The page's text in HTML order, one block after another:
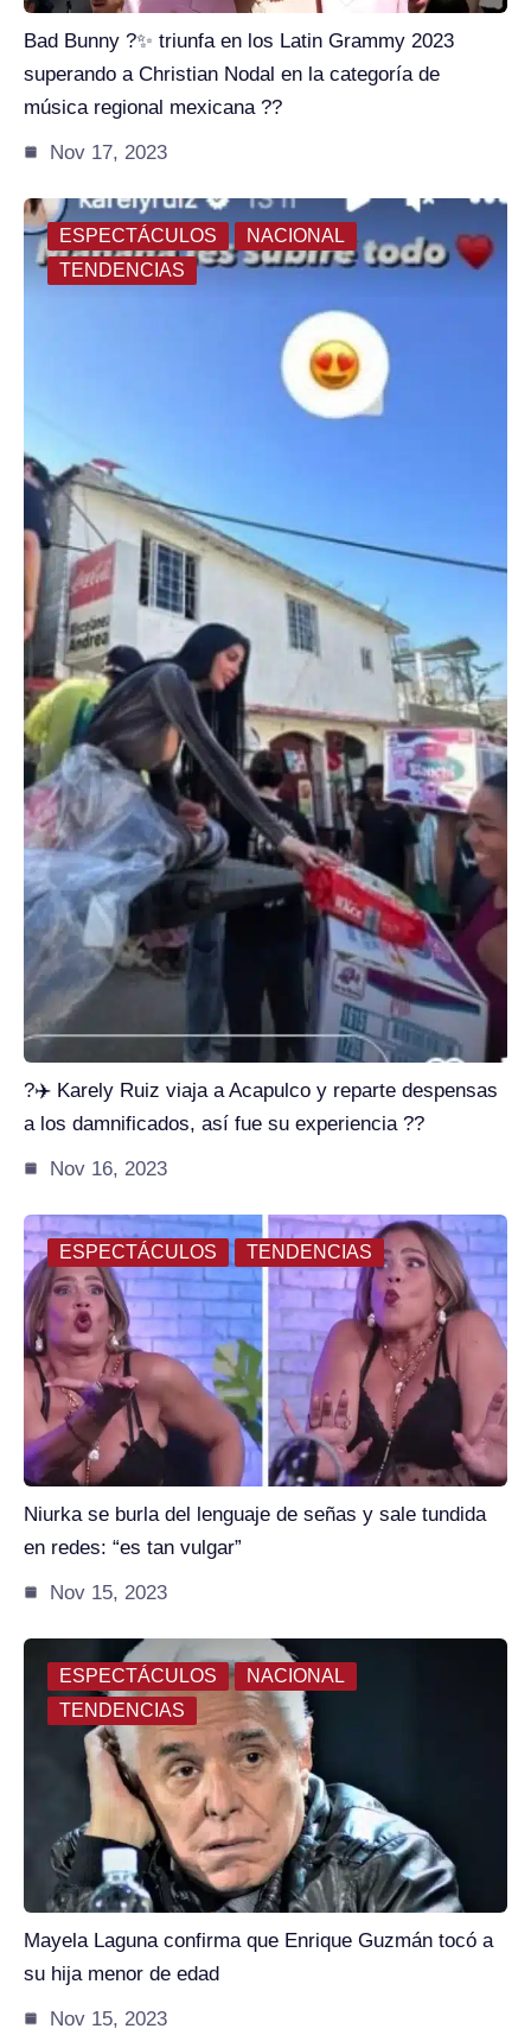
Bad Bunny ?✨ triunfa en los Latin Grammy 2023
superando a Christian Nodal en la categoría de
música regional mexicana ??
Nov 17, 2023
ESPECTÁCULOS
NACIONAL
TENDENCIAS
?✈️ Karely Ruiz viaja a Acapulco y reparte despensas
a los damnificados, así fue su experiencia ??️
Nov 16, 2023
ESPECTÁCULOS TENDENCIAS
Niurka se burla del lenguaje de señas y sale tundida
en redes: “es tan vulgar”
Nov 15, 2023
ESPECTÁCULOS
NACIONAL
TENDENCIAS
Mayela Laguna confirma que Enrique Guzmán tocó a
su hija menor de edad
Nov 15, 2023